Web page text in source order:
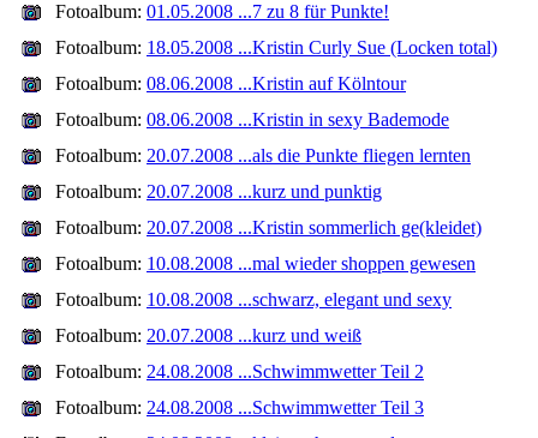
Fotoalbum: 01.05.2008 ...7 zu 8 für Punkte!
Fotoalbum: 18.05.2008 ...Kristin Curly Sue (Locken total)
Fotoalbum: 08.06.2008 ...Kristin auf Kölntour
Fotoalbum: 08.06.2008 ...Kristin in sexy Bademode
Fotoalbum: 20.07.2008 ...als die Punkte fliegen lernten
Fotoalbum: 20.07.2008 ...kurz und punktig
Fotoalbum: 20.07.2008 ...Kristin sommerlich ge(kleidet)
Fotoalbum: 10.08.2008 ...mal wieder shoppen gewesen
Fotoalbum: 10.08.2008 ...schwarz, elegant und sexy
Fotoalbum: 20.07.2008 ...kurz und weiß
Fotoalbum: 24.08.2008 ...Schwimmwetter Teil 2
Fotoalbum: 24.08.2008 ...Schwimmwetter Teil 3